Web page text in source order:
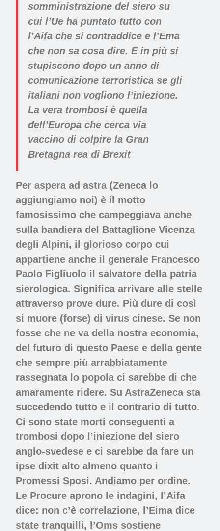
somministrazione del siero su
cui l’Ue ha puntato tutto con
l’Aifa che si contraddice e l’Ema
che non sa cosa dire. E in più si
stupiscono dopo un anno di
comunicazione terroristica se gli
italiani non vogliono l’iniezione.
La vera trombosi è quella
dell’Europa che cerca via
vaccino di colpire la Gran
Bretagna rea di Brexit
Per aspera ad astra (Zeneca lo
aggiungiamo noi) è il motto
famosissimo che campeggiava anche
sulla bandiera del Battaglione Vicenza
degli Alpini, il glorioso corpo cui
appartiene anche il generale Francesco
Paolo Figliuolo il salvatore della patria
sierologica. Significa arrivare alle stelle
attraverso prove dure. Più dure di così
si muore (forse) di virus cinese. Se non
fosse che ne va della nostra economia,
del futuro di questo Paese e della gente
che sempre più arrabbiatamente
rassegnata lo popola ci sarebbe di che
amaramente ridere. Su AstraZeneca sta
succedendo tutto e il contrario di tutto.
Ci sono state morti conseguenti a
trombosi dopo l’iniezione del siero
anglo-svedese e ci sarebbe da fare un
ipse dixit alto almeno quanto i
Promessi Sposi. Andiamo per ordine.
Le Procure aprono le indagini, l’Aifa
dice: non c’è correlazione, l’Eima dice
state tranquilli, l’Oms sostiene